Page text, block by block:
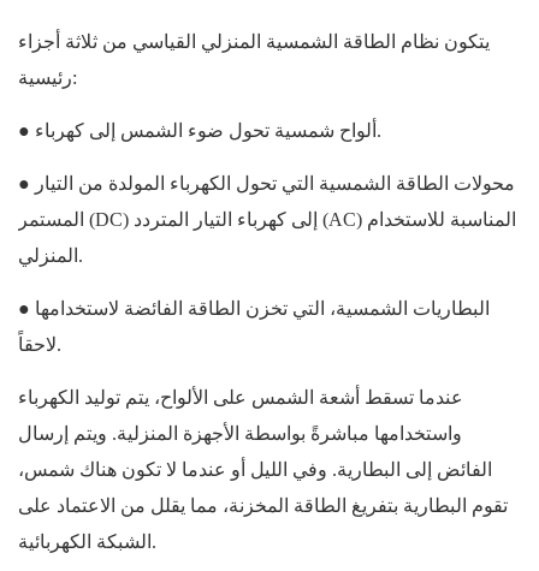
يتكون نظام الطاقة الشمسية المنزلي القياسي من ثلاثة أجزاء
رئيسية:
● ألواح شمسية تحول ضوء الشمس إلى كهرباء.
● محولات الطاقة الشمسية التي تحول الكهرباء المولدة من التيار
المستمر (DC) إلى كهرباء التيار المتردد (AC) المناسبة للاستخدام
المنزلي.
● البطاريات الشمسية، التي تخزن الطاقة الفائضة لاستخدامها
لاحقاً.
عندما تسقط أشعة الشمس على الألواح، يتم توليد الكهرباء
واستخدامها مباشرةً بواسطة الأجهزة المنزلية. ويتم إرسال
الفائض إلى البطارية. وفي الليل أو عندما لا تكون هناك شمس،
تقوم البطارية بتفريغ الطاقة المخزنة، مما يقلل من الاعتماد على
الشبكة الكهربائية.